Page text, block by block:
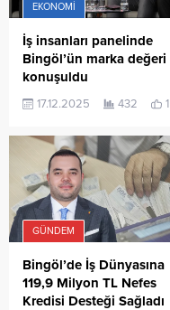
EKONOMI
İş insanları panelinde
Bingöl’ün marka değeri
konuşuldu
17.12.2025 432 1
GÜNDEM
Bingöl’de İş Dünyasına
119,9 Milyon TL Nefes
Kredisi Desteği Sağladı